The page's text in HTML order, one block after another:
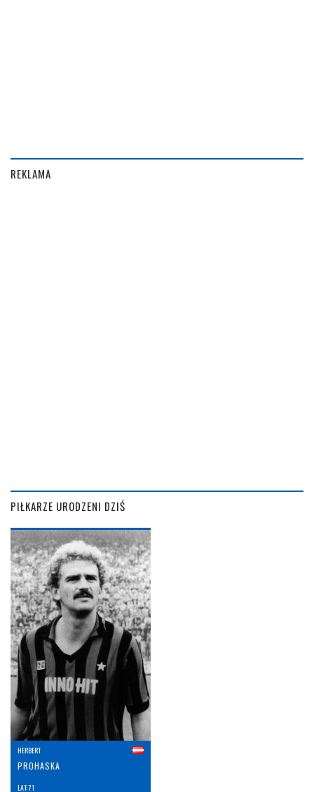
REKLAMA
PIŁKARZE URODZENI DZIŚ
HERBERT
PROHASKA
LAT: 71